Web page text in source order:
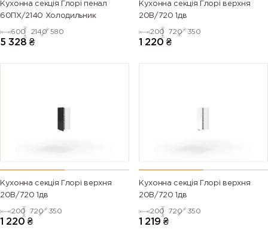
Кухонна секція Глорі пенал
60ПХ/2140 Холодильник
600 2140 580
5 328 ₴
Кухонна секція Глорі верхня
20В/720 1дв
200 720 350
1 220 ₴
Кухонна секція Глорі верхня
20В/720 1дв
200 720 350
1 220 ₴
Кухонна секція Глорі верхня
20В/720 1дв
200 720 350
1 219 ₴